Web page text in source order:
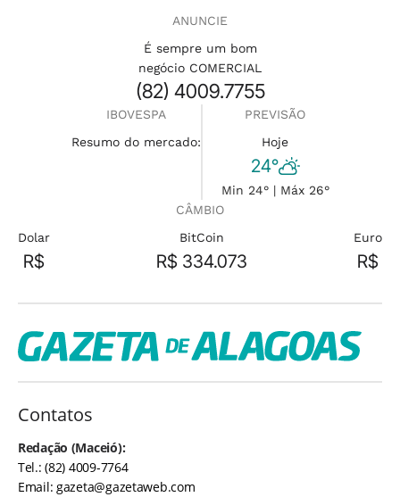
ANUNCIE
É sempre um bom
negócio COMERCIAL
(82) 4009.7755
IBOVESPA
Resumo do mercado:
PREVISÃO
Hoje
24°
Min 24° | Máx 26°
CÂMBIO
Dolar
R$
BitCoin
R$ 334.073
Euro
R$
Contatos
Redação (Maceió):
Tel.: (82) 4009-7764
Email:gazeta@gazetaweb.com